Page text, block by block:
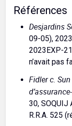
Références
Desjardins
09-05),
2023EXP-
n’avait pas
Fidler c.
30, SOQUIJ
R.R.A. 525